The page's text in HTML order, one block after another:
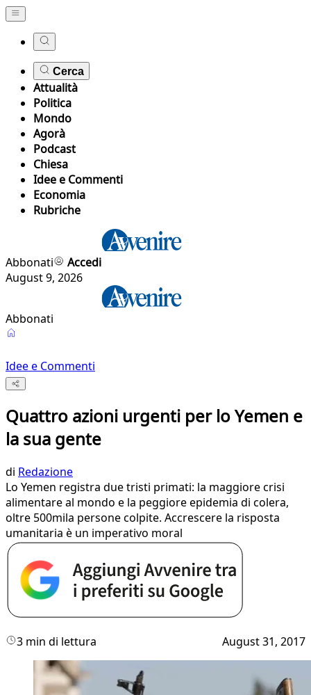
Cerca
Attualità
Politica
Mondo
Agorà
Podcast
Chiesa
Idee e Commenti
Economia
Rubriche
Abbonati
Accedi
August 9, 2026
Abbonati
Idee e Commenti
Quattro azioni urgenti per lo Yemen e
la sua gente
di Redazione
Lo Yemen registra due tristi primati: la maggiore crisi
alimentare al mondo e la peggiore epidemia di colera,
oltre 500mila persone colpite. Accrescere la risposta
umanitaria è un imperativo moral
3 min di lettura August 31, 2017